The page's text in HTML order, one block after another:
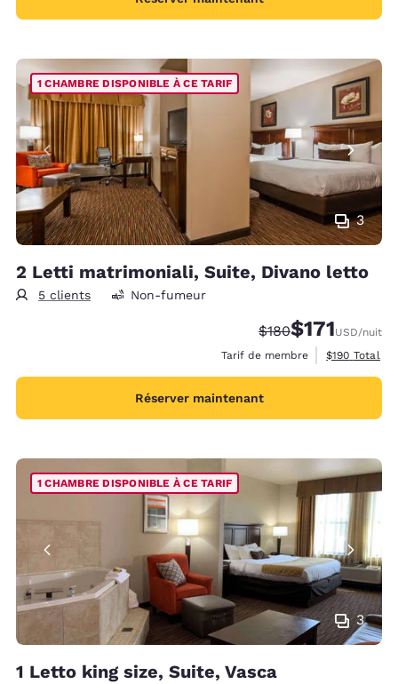
3
1 CHAMBRE DISPONIBLE À CE TARIF
2 Letti matrimoniali, Suite, Divano letto
5 clients Non-fumeur
Tarif barré :
$180Tarif réduit :
$171USD/nuit
Tarif de membre
Afficher les
$190 Total
Réserver maintenant
3
1 CHAMBRE DISPONIBLE À CE TARIF
1 Letto king size, Suite, Vasca